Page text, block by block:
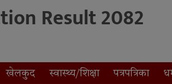
Result 2082
खेलकुद स्वास्थ्य/शिक्षा पत्रपत्रिका